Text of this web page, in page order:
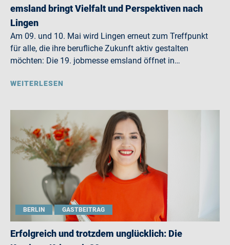
emsland bringt Vielfalt und Perspektiven nach
Lingen
Am 09. und 10. Mai wird Lingen erneut zum Treffpunkt
für alle, die ihre berufliche Zukunft aktiv gestalten
möchten: Die 19. jobmesse emsland öffnet in…
WEITERLESEN
BERLIN GASTBEITRAG
Erfolgreich und trotzdem unglücklich: Die